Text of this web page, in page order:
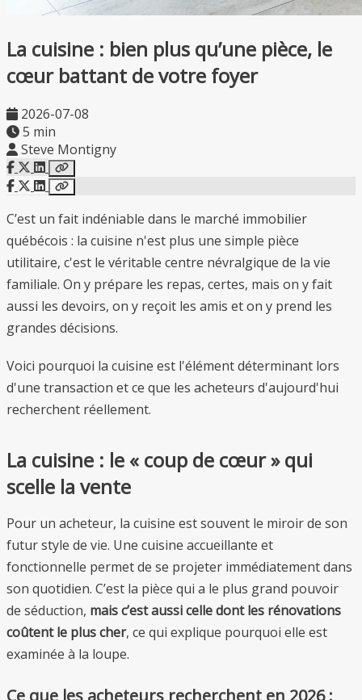
La cuisine : bien plus qu’une pièce, le
cœur battant de votre foyer
2026-07-08
5 min
Steve Montigny
C’est un fait indéniable dans le marché immobilier
québécois : la cuisine n'est plus une simple pièce
utilitaire, c'est le véritable centre névralgique de la vie
familiale. On y prépare les repas, certes, mais on y fait
aussi les devoirs, on y reçoit les amis et on y prend les
grandes décisions.
Voici pourquoi la cuisine est l'élément déterminant lors
d'une transaction et ce que les acheteurs d'aujourd'hui
recherchent réellement.
La cuisine : le « coup de cœur » qui
scelle la vente
Pour un acheteur, la cuisine est souvent le miroir de son
futur style de vie. Une cuisine accueillante et
fonctionnelle permet de se projeter immédiatement dans
son quotidien. C’est la pièce qui a le plus grand pouvoir
de séduction, mais c’est aussi celle dont les rénovations
coûtent le plus cher, ce qui explique pourquoi elle est
examinée à la loupe.
Ce que les acheteurs recherchent en 2026 :